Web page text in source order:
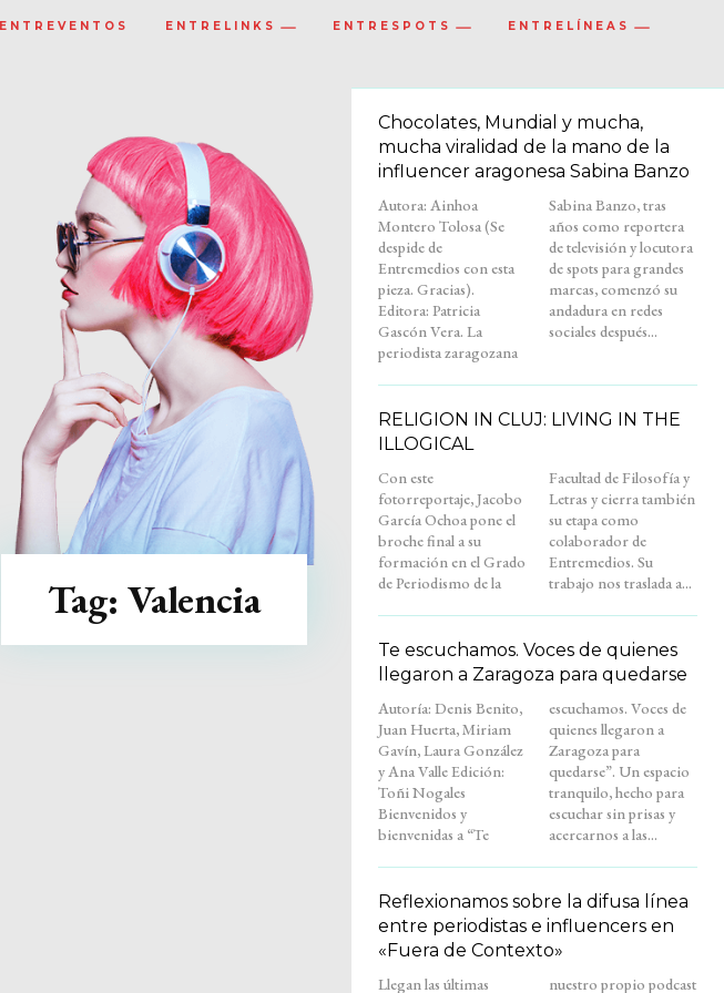
ENTREVENTOS ENTRELINKS ENTRESPOTS ENTRELÍNEAS
Tag: Valencia
Chocolates, Mundial y mucha,
mucha viralidad de la mano de la
influencer aragonesa Sabina Banzo
Autora: Ainhoa
Montero Tolosa (Se
despide de
Entremedios con esta
pieza. Gracias).
Editora: Patricia
Gascón Vera. La
periodista zaragozana
Sabina Banzo, tras
años como reportera
de televisión y locutora
de spots para grandes
marcas, comenzó su
andadura en redes
sociales después...
RELIGION IN CLUJ: LIVING IN THE
ILLOGICAL
Con este
fotorreportaje, Jacobo
García Ochoa pone el
broche final a su
formación en el Grado
de Periodismo de la
Facultad de Filosofía y
Letras y cierra también
su etapa como
colaborador de
Entremedios. Su
trabajo nos traslada a...
Te escuchamos. Voces de quienes
llegaron a Zaragoza para quedarse
Autoría: Denis Benito,
Juan Huerta, Miriam
Gavín, Laura González
y Ana Valle Edición:
Toñi Nogales
Bienvenidos y
bienvenidas a “Te
escuchamos. Voces de
quienes llegaron a
Zaragoza para
quedarse”. Un espacio
tranquilo, hecho para
escuchar sin prisas y
acercarnos a las...
Reflexionamos sobre la difusa línea
entre periodistas e influencers en
«Fuera de Contexto»
Llegan las últimas
nuestro propio podcast